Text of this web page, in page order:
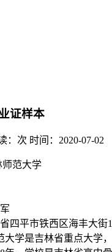
证样本
： 次 时间：2020-07-02
范大学
平市铁西区海丰大街
大学是吉林省重点大学